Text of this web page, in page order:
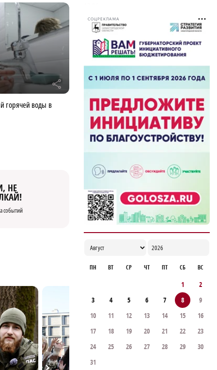
r
горячей воды в
НЕ
событий
Найти своего человека: как помогают
питомцам в центре «Планета кошек»
13:00
У нижегородских абитуриентов стали
популярны инженерные направления
12:48
Как помощь людям стала главным делом
жизни для нижегородской студентки
12:47
СОЦРЕКЛАМА
ПН ВТ СР ЧТ ПТ СБ ВС
1
2
3
4 5 6 7 8
9
10
11 12 13 14 15
16
17
18 19 20 21 22
23
24
25 26 27 28 29
30
31